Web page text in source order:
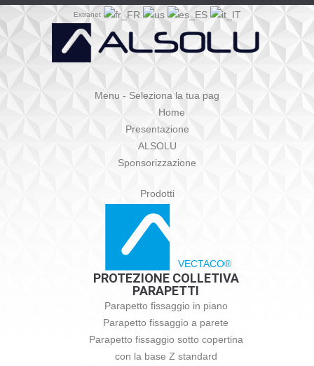
Extranet
Menu - Seleziona la tua pag
Home
Presentazione
ALSOLU
Sponsorizzazione
Prodotti
VECTACO®
PROTEZIONE COLLETIVA
PARAPETTI
Parapetto fissaggio in piano
Parapetto fissaggio a parete
Parapetto fissaggio sotto copertina
con la base Z standard